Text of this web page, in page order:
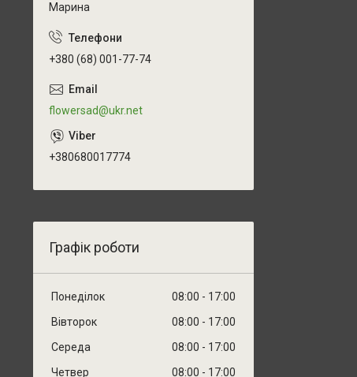
Марина
+380 (68) 001-77-74
flowersad@ukr.net
+380680017774
Графік роботи
Понеділок 08:00
17:00
Вівторок
08:00
17:00
Середа
08:00
17:00
Четвер
08:00 17:00